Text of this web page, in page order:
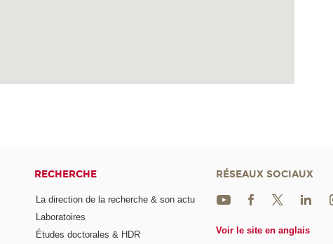
RECHERCHE
La direction de la recherche & son actu
Laboratoires
Études doctorales & HDR
RÉSEAUX SOCIAUX
Voir le site en anglais